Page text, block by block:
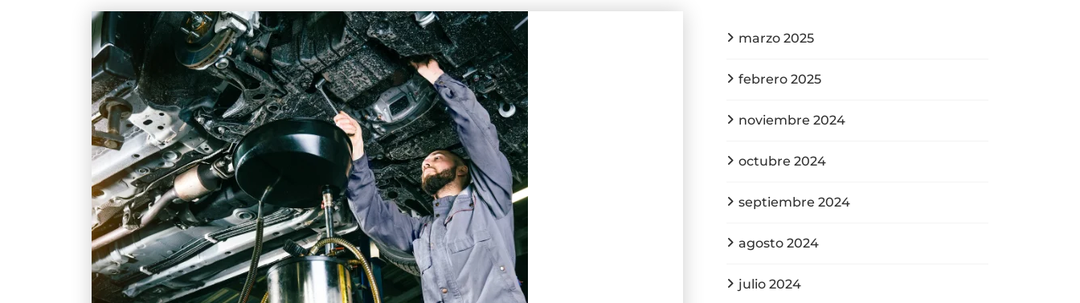
marzo 2025
febrero 2025
noviembre 2024
octubre 2024
septiembre 2024
agosto 2024
julio 2024